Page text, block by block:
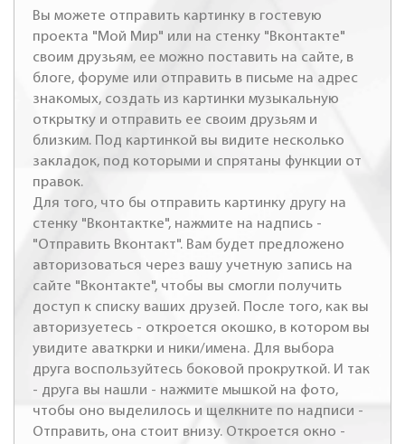
Вы можете отправить картинку в гостевую
проекта "Мой Мир" или на стенку "Вконтакте"
своим друзьям, ее можно поставить на сайте, в
блоге, форуме или отправить в письме на адрес
знакомых, создать из картинки музыкальную
открытку и отправить ее своим друзьям и
близким. Под картинкой вы видите несколько
закладок, под которыми и спрятаны функции от
правок.
Для того, что бы отправить картинку другу на
стенку "Вконтактке", нажмите на надпись -
"Отправить Вконтакт". Вам будет предложено
авторизоваться через вашу учетную запись на
сайте "Вконтакте", чтобы вы смогли получить
доступ к списку ваших друзей. После того, как вы
авторизуетесь - откроется окошко, в котором вы
увидите аваткрки и ники/имена. Для выбора
друга воспользуйтесь боковой прокруткой. И так
- друга вы нашли - нажмите мышкой на фото,
чтобы оно выделилось и щелкните по надписи -
Отправить, она стоит внизу. Откроется окно -